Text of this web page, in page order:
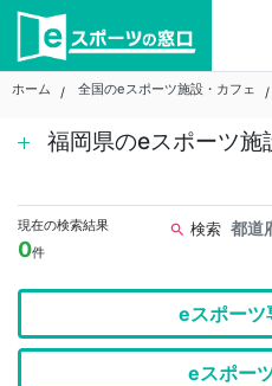
Skip
content
ホーム 全国のeスポーツ施設・カフェ
福岡県のeスポーツ施
現在の検索結果
0件
search 検索 都道
eスポーツ
eスポー